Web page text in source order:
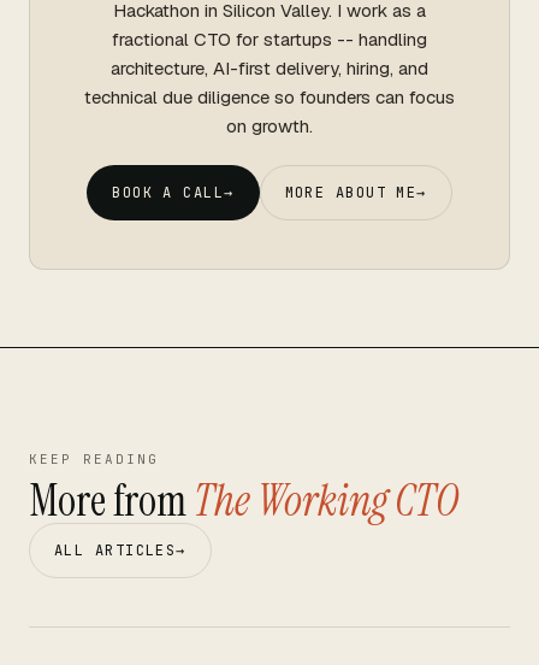
Hackathon in Silicon Valley. I work as a
fractional CTO for startups -- handling
architecture, AI-first delivery, hiring, and
technical due diligence so founders can focus
on growth.
BOOK A CALL→ MORE ABOUT ME→
KEEP READING
More fromThe Working CTO
ALL ARTICLES→